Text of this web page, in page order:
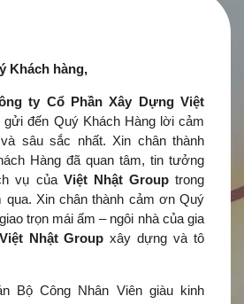
Khách hàng,
ty Cổ Phần Xây Dựng Việt
gửi đến Quý Khách Hàng lời cảm
sâu sắc nhất. Xin chân thành
Hàng đã quan tâm, tin tưởng
vụ của Việt Nhật Grouptrong
qua. Xin chân thành cảm ơn Quý
trọn mái ấm – ngôi nhà của gia
Việt Nhật Group xây dựng và tô
Bộ Công Nhân Viên giàu kinh